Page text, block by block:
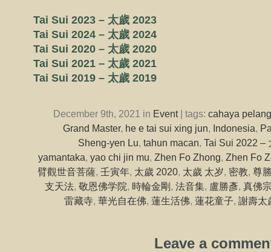
Tai Sui 2023 – 太歲 2023
Tai Sui 2024 – 太歲 2024
Tai Sui 2020 – 太歲 2020
Tai Sui 2021 – 太歲 2021
Tai Sui 2019 – 太歲 2019
December 9th, 2021 in Event| tags: cahaya
Grand Master, he e tai sui xing jun, Indonesia,
Sheng-yen Lu, tahun macan, Tai Sui 2022 –
yamantaka, yao chi jin mu, Zhen Fo Zhong, Zhen Fo
臂觀世音菩薩, 壬寅年, 太歲 2020, 太歲 太岁, 密教, 尊
支天法, 敬恩佛学院, 時輪金剛, 法音集, 盧勝彥, 真佛
雷藏寺, 華光自在佛, 蓮生活佛, 蓮花童子, 謝壽太
Leave a